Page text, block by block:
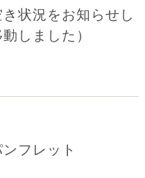
状況をお知らせし
しました）
フレット